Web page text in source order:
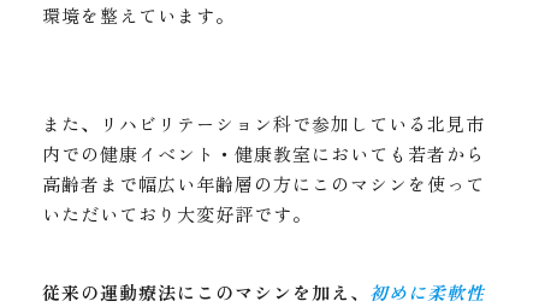
環境を整えています。
また、リハビリテーション科で参加している北見市
内での健康イベント・健康教室においても若者から
高齢者まで幅広い年齢層の方にこのマシンを使って
いただいており大変好評です。
従来の運動療法にこのマシンを加え、 初めに柔軟性